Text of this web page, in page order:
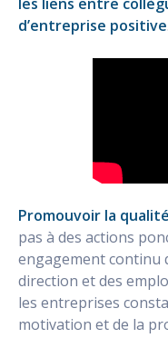
d’entreprise positive.
Promouvoir la
pas à des actions
engagement continu
direction et des
les entreprises
motivation et de la